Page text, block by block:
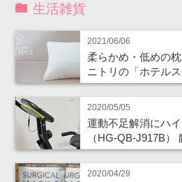
生活雑貨
2021/06/06
柔らかめ・低めの
ニトリの「ホテル
2020/05/05
運動不足解消にハ
（HG-QB-J917B）
2020/04/29